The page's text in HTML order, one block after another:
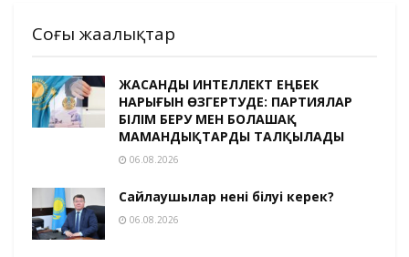
Соңғы жаңалықтар
ЖАСАНДЫ ИНТЕЛЛЕКТ ЕҢБЕК
НАРЫҒЫН ӨЗГЕРТУДЕ: ПАРТИЯЛАР
БІЛІМ БЕРУ МЕН БОЛАШАҚ
МАМАНДЫҚТАРДЫ ТАЛҚЫЛАДЫ
06.08.2026
Сайлаушылар нені білуі керек?
06.08.2026